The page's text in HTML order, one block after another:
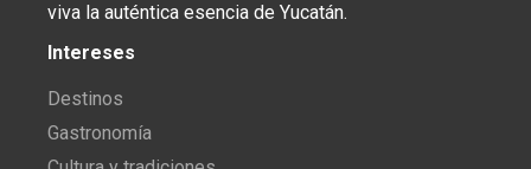
viva la auténtica esencia de Yucatán.
Intereses
Destinos
Gastronomía